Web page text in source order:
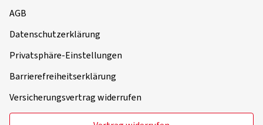
AGB
Datenschutzerklärung
Privatsphäre-Einstellungen
Barrierefreiheitserklärung
Versicherungsvertrag widerrufen